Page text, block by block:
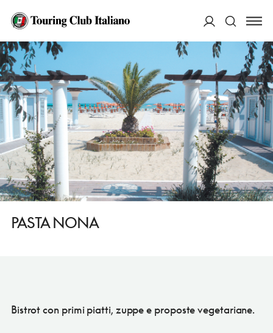
Cerca
HOME
PASTA NONA
Bistrot con primi piatti, zuppe e proposte vegetariane.